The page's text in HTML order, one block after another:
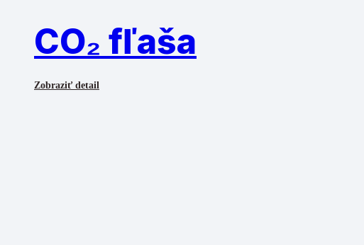
CO₂ fľaša
Zobraziť detail